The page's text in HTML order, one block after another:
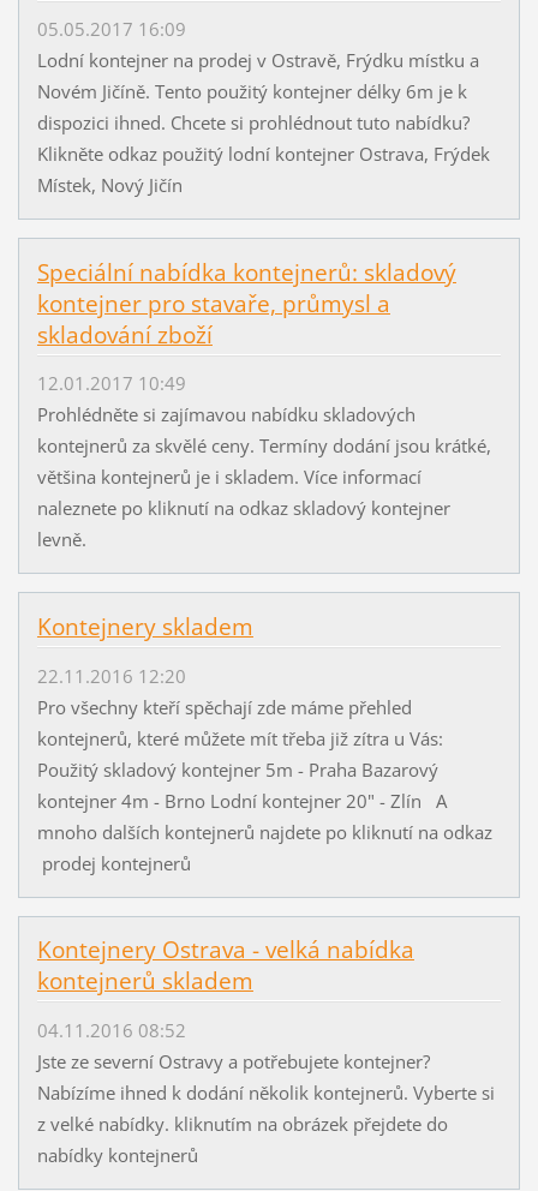
05.05.2017 16:09
Lodní kontejner na prodej v Ostravě, Frýdku místku a
Novém Jičíně. Tento použitý kontejner délky 6m je k
dispozici ihned. Chcete si prohlédnout tuto nabídku?
Klikněte odkaz použitý lodní kontejner Ostrava, Frýdek
Místek, Nový Jičín
Speciální nabídka kontejnerů: skladový
kontejner pro stavaře, průmysl a
skladování zboží
12.01.2017 10:49
Prohlédněte si zajímavou nabídku skladových
kontejnerů za skvělé ceny. Termíny dodání jsou krátké,
většina kontejnerů je i skladem. Více informací
naleznete po kliknutí na odkaz skladový kontejner
levně.
Kontejnery skladem
22.11.2016 12:20
Pro všechny kteří spěchají zde máme přehled
kontejnerů, které můžete mít třeba již zítra u Vás:
Použitý skladový kontejner 5m - Praha Bazarový
kontejner 4m - Brno Lodní kontejner 20" - Zlín A
mnoho dalších kontejnerů najdete po kliknutí na odkaz
prodej kontejnerů
Kontejnery Ostrava - velká nabídka
kontejnerů skladem
04.11.2016 08:52
Jste ze severní Ostravy a potřebujete kontejner?
Nabízíme ihned k dodání několik kontejnerů. Vyberte si
z velké nabídky. kliknutím na obrázek přejdete do
nabídky kontejnerů